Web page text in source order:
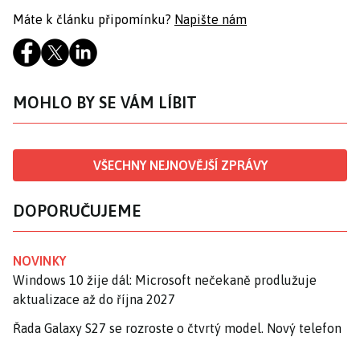
Máte k článku připomínku? Napište nám
MOHLO BY SE VÁM LÍBIT
VŠECHNY NEJNOVĚJŠÍ ZPRÁVY
DOPORUČUJEME
NOVINKY
Windows 10 žije dál: Microsoft nečekaně prodlužuje
aktualizace až do října 2027
Řada Galaxy S27 se rozroste o čtvrtý model. Nový telefon